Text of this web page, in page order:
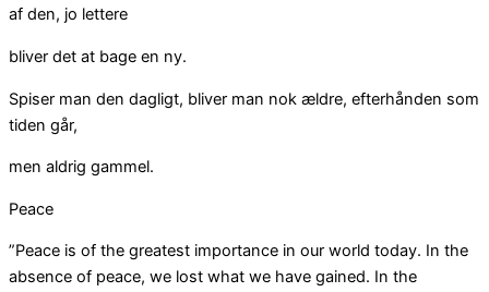
af den, jo lettere
bliver det at bage en ny.
Spiser man den dagligt, bliver man nok ældre, efterhånden som
tiden går,
men aldrig gammel.
Peace
”Peace is of the greatest importance in our world today. In the
absence of peace, we lost what we have gained. In the